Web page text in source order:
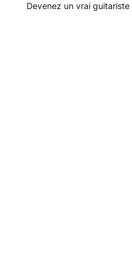
Devenez un vrai guitariste